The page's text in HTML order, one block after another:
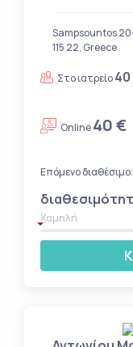
Sampsountos
115 22, Greece
Χαμηλή
Επόμενο διαθέσιμο:
Online40 €
Στο ιατρείο